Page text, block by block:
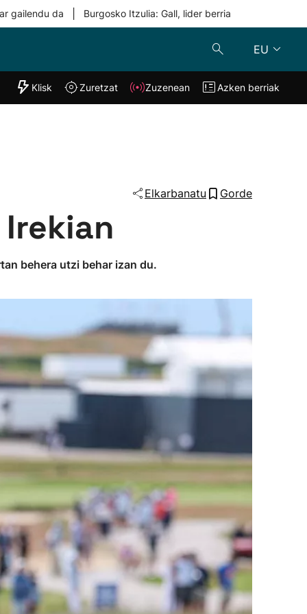
gailendu da Burgosko Itzulia: Gall, lider berria
EU
"Helmuga"
Klisk Zuzenean
Klisk Zuretzat Zuzenean Azken berriak
Elkarbanatu Gorde
behera utzi behar izan du.